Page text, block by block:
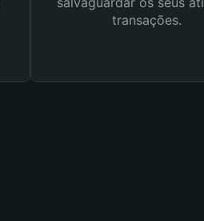
transações.